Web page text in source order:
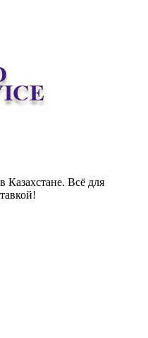
Казахстане. Всё для